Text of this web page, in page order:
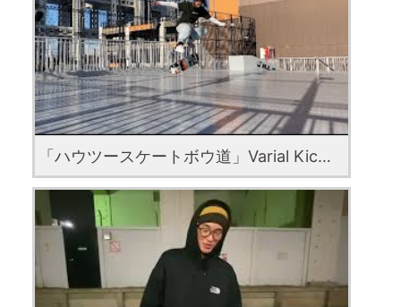
「ハウツースケートボウ道」Varial Kickflip with Kouta Nishikawa